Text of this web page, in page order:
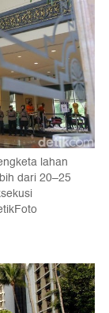
lahan
dari 20–25